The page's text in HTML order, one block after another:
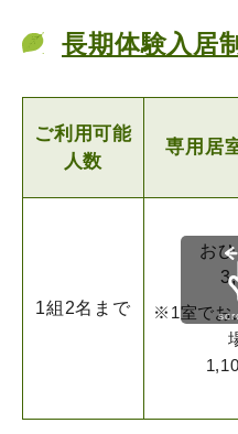
長期体験入居
ご利用可能
人数
専用居
1組2名まで
お
※1室でお